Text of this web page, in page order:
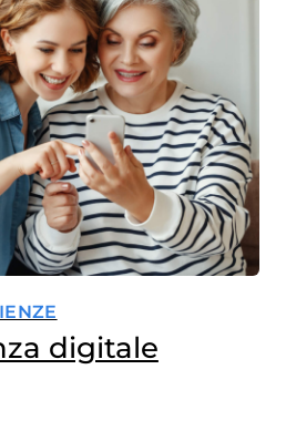
digitale